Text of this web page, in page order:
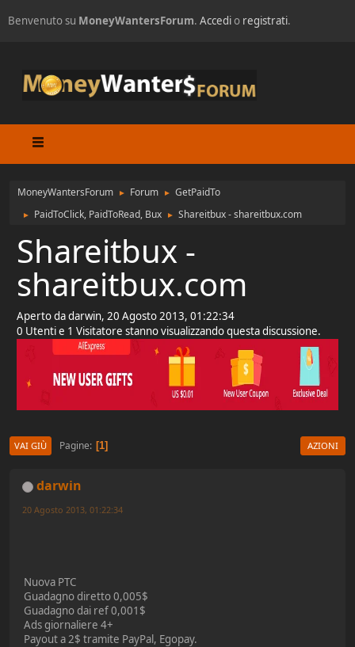
Benvenuto su MoneyWantersForum. Accedio registrati.
MoneyWantersForum ► Forum ► GetPaidTo
► PaidToClick, PaidToRead, Bux ► Shareitbux - shareitbux.com
Shareitbux -
shareitbux.com
Aperto da darwin, 20 Agosto 2013, 01:22:34
0 Utenti e 1 Visitatore stanno visualizzando questa discussione.
VAI GIÙ Pagine 1 AZIONI
darwin
20 Agosto 2013, 01:22:34
Nuova PTC
Guadagno diretto 0,005$
Guadagno dai ref 0,001$
Ads giornaliere 4+
Payout a 2$ tramite PayPal, Egopay.